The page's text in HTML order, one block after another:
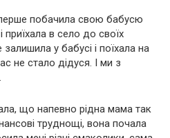
побачила свою бабусю
в село до своїх
у бабусі і поїхала на
не стало дідуся. І ми з
що напевно рідна мама так
труднощі, вона почала